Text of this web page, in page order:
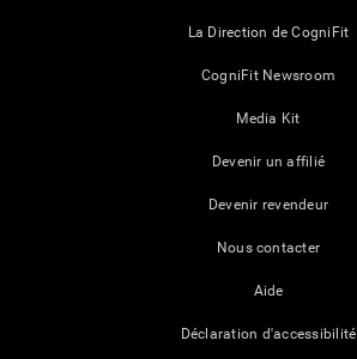
La Direction de CogniFit
CogniFit Newsroom
Media Kit
Devenir un affilié
Devenir revendeur
Nous contacter
Aide
Déclaration d'accessibilité